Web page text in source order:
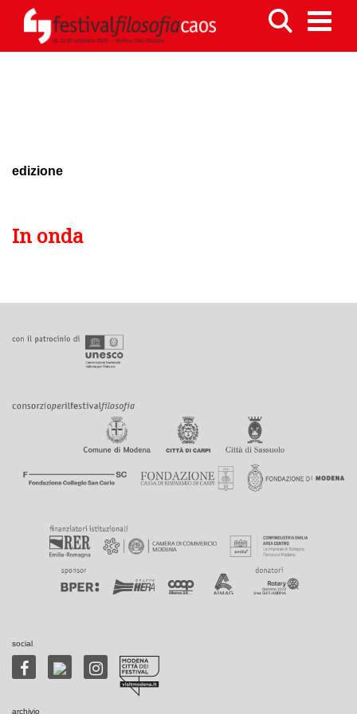
edizione
In onda
social
archivio